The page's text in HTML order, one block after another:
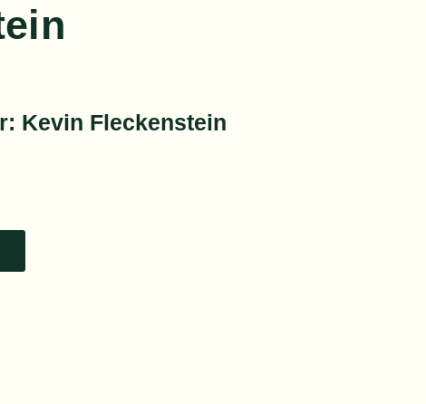
Kevin Fleckenstein